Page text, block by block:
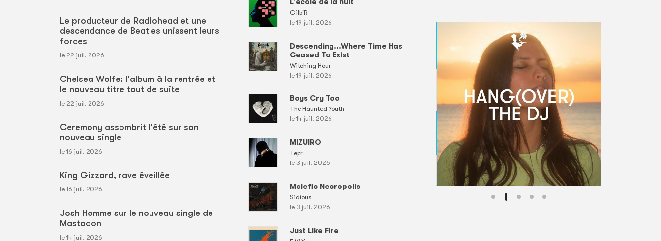
Le producteur de Radiohead et une
descendance de Beatles unissent leurs
forces
le 22 juil. 2026
Chelsea Wolfe: l'album à la rentrée et
le nouveau titre tout de suite
le 22 juil. 2026
Ceremony assombrit l'été sur son
nouveau single
le 16 juil. 2026
King Gizzard, rave éveillée
le 16 juil. 2026
Josh Homme sur le nouveau single de
Mastodon
le 14 juil. 2026
L'école de la nuit
Gilb'R
le 19 juil. 2026
Descending...Where Time Has
Ceased To Exist
Witching Hour
le 19 juil. 2026
Boys Cry Too
The Haunted Youth
le 14 juil. 2026
MIZUIRO
Tepr
le 3 juil. 2026
Malefic Necropolis
Sidious
le 3 juil. 2026
Just Like Fire